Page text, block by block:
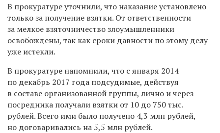
В прокуратуре уточнили, что наказание установлено
только за получение взятки. От ответственности
за мелкое взяточничество злоумышленники
освобождены, так как сроки давности по этому делу
уже истекли.
В прокуратуре напомнили, что с января 2014
по декабрь 2017 года подсудимые, действуя
в составе организованной группы, лично и через
посредника получали взятки от 10 до 750 тыс.
рублей. Всего ими было получено 4,3 млн рублей,
но договаривались на 5,5 млн рублей.